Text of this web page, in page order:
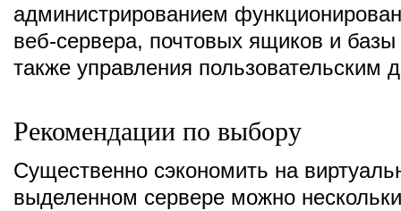
администрированием
веб-сервера, почтовых ящиков и
также управления пользовательским
Рекомендации по выбору
Существенно сэкономить на
выделенном сервере можно